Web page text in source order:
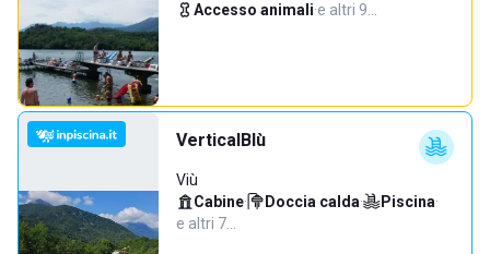
Accesso animali·e altri 9…
VerticalBlù
Viù
Cabine· Doccia calda· Piscina·
e altri 7…